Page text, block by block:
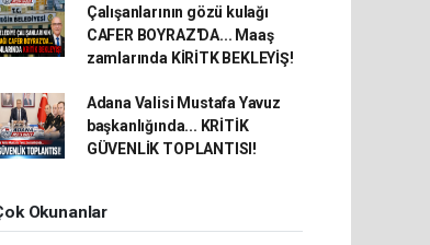
Çalışanlarının gözü kulağı
CAFER BOYRAZ'DA... Maaş
zamlarında KİRİTK BEKLEYİŞ!
Adana Valisi Mustafa Yavuz
başkanlığında... KRİTİK
GÜVENLİK TOPLANTISI!
Okunanlar